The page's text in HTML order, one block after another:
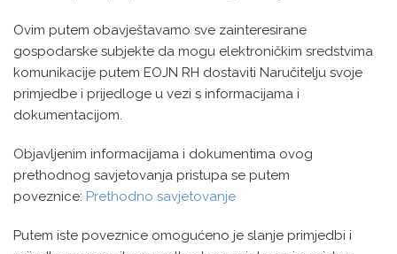
Ovim putem obavještavamo sve zainteresirane
gospodarske subjekte da mogu elektroničkim sredstvima
komunikacije putem EOJN RH dostaviti Naručitelju svoje
primjedbe i prijedloge u vezi s informacijama i
dokumentacijom.
Objavljenim informacijama i dokumentima ovog
prethodnog savjetovanja pristupa se putem
poveznice: Prethodno savjetovanje
Putem iste poveznice omogućeno je slanje primjedbi i